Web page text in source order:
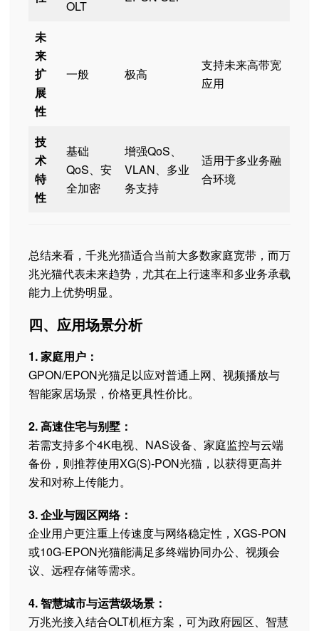
OLT
未
来
扩
展
性
一般 极高
支持未来高带宽
应用
技
术
特
性
基础
QoS、安
全加密
增强QoS、
VLAN、多业
务支持
适用于多业务融
合环境
总结来看，千兆光猫适合当前大多数家庭宽带，而万
兆光猫代表未来趋势，尤其在上行速率和多业务承载
能力上优势明显。
四、应用场景分析
1. 家庭用户：
GPON/EPON光猫足以应对普通上网、视频播放与
智能家居场景，价格更具性价比。
2. 高速住宅与别墅：
若需支持多个4K电视、NAS设备、家庭监控与云端
备份，则推荐使用XG(S)-PON光猫，以获得更高并
发和对称上传能力。
3. 企业与园区网络：
企业用户更注重上传速度与网络稳定性，XGS-PON
或10G-EPON光猫能满足多终端协同办公、视频会
议、远程存储等需求。
4. 智慧城市与运营级场景：
万兆光接入结合OLT机框方案，可为政府园区、智慧